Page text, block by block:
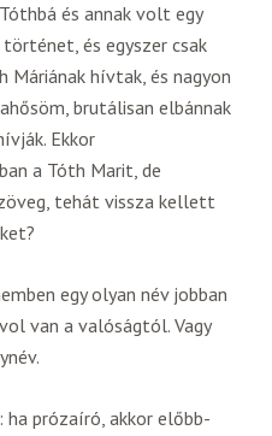
és annak volt egy
és egyszer csak
hívtak, és nagyon
brutálisan elbánnak
Ekkor
a Tóth Marit, de
tehát vissza kellett
egy olyan név jobban
van a valóságtól. Vagy
ha prózaíró, akkor előbb-